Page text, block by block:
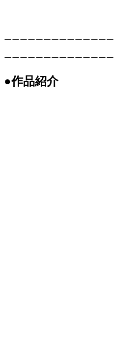
ーーーーーーーーーーーーーー
ーーーーーーーーーーーーーー
●作品紹介